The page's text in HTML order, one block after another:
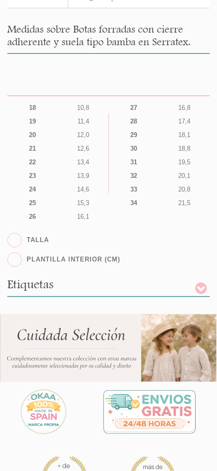
Medidas sobre Botas forradas con cierre
adherente y suela tipo bamba en Serratex.
18
10,8
19
11,4
20
12,0
21
12,6
22
13,4
23
13,9
24
14,6
25
15,3
26
16,1
27
16,8
28
17,4
29
18,1
30
18,8
31
19,5
32
20,1
33
20,8
34
21,5
TALLA
PLANTILLA INTERIOR (CM)
Etiquetas